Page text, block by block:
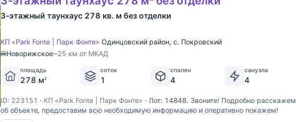
3-этажный таунхаус 278 кв. м без отделки
КП «Park Fonte | Парк Фонте» Одинцовский район, с. Покровский
Новорижское~25 км от МКАД
площадь
278 м2
соток
1
спален
4
санузла
4
ID: 223151 · КП «Park Fonte | Парк Фонте» · Лот: 14848. Звоните! Подробно расскажем
об объекте, предоставим всю необходимую информацию и оперативно покажем!